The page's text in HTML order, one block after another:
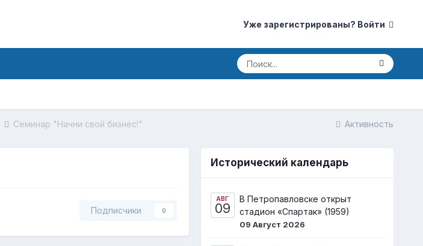
Уже зарегистрированы? Войти
Активность
Семинар "Начни свой бизнес!"
Подписчики 0
Исторический календарь
АВГ
09
В Петропавловске открыт
стадион «Спартак» (1959)
09 Август 2026